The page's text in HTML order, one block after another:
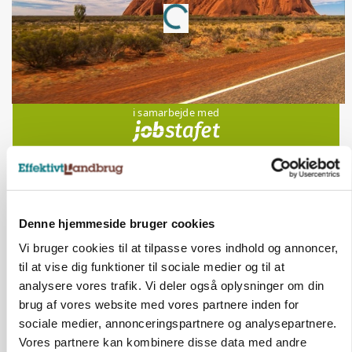
Denne hjemmeside bruger cookies
Vi bruger cookies til at tilpasse vores indhold og annoncer,
til at vise dig funktioner til sociale medier og til at
analysere vores trafik. Vi deler også oplysninger om din
brug af vores website med vores partnere inden for
sociale medier, annonceringspartnere og analysepartnere.
Vores partnere kan kombinere disse data med andre
Loading...
Jobs
i samarbejde med
70ledige stillinger
Opret agent
Elevplads tilbydes ved Ringkøbing /
Trainee placement Ringkøbing
Grise
6950, Ringkøbing 06. aug.